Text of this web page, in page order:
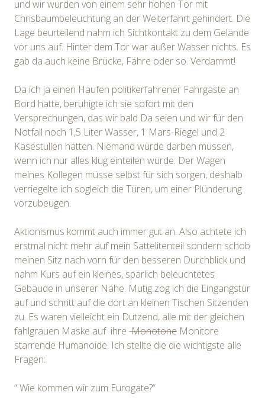
und wir wurden von einem sehr hohen Tor mit
Chrisbaumbeleuchtung an der Weiterfahrt gehindert. Die
Lage beurteilend nahm ich Sichtkontakt zu dem Gelände
vor uns auf. Hinter dem Tor war außer Wasser nichts. Es
gab da auch keine Brücke, Fähre oder so. Verdammt!
Da ich ja einen Haufen politikerfahrener Fahrgäste an
Bord hatte, beruhigte ich sie sofort mit den
Versprechungen, das wir bald Da seien und wir für den
Notfall noch 1,5 Liter Wasser, 1 Mars-Riegel und 2
Käsestullen hätten. Niemand würde darben müssen,
wenn ich nur alles klug einteilen würde. Der Wagen
meines Kollegen müsse selbst für sich sorgen, deshalb
verriegelte ich sogleich die Türen, um einer Plünderung
vorzubeugen.
Aktionismus kommt auch immer gut an. Also achtete ich
erstmal nicht mehr auf mein Sattelitenteil sondern schob
meinen Sitz nach vorn für den besseren Durchblick und
nahm Kurs auf ein kleines, spärlich beleuchtetes
Gebäude in unserer Nähe. Mutig zog ich die Eingangstür
auf und schritt auf die dort an kleinen Tischen Sitzenden
zu. Es waren vielleicht ein Dutzend, alle mit der gleichen
fahlgrauen Maske auf ihre Monotone Monitore
starrende Humanoide. Ich stellte die die wichtigste alle
Fragen:
“ Wie kommen wir zum Eurogate?“